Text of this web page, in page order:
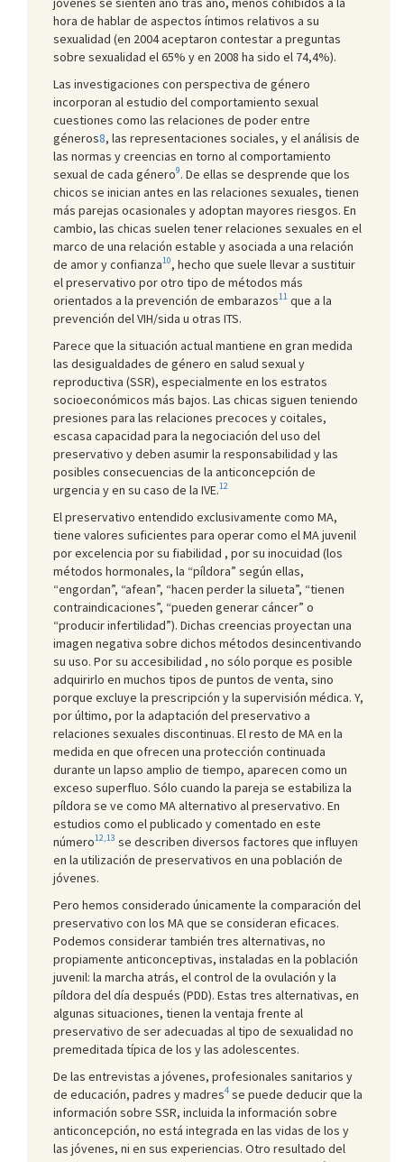
hora de hablar de aspectos íntimos relativos a su
sexualidad (en 2004 aceptaron contestar a preguntas
sobre sexualidad el 65% y en 2008 ha sido el 74,4%).
Las investigaciones con perspectiva de género
incorporan al estudio del comportamiento sexual
cuestiones como las relaciones de poder entre
géneros8, las representaciones sociales, y el análisis de
las normas y creencias en torno al comportamiento
sexual de cada género9. De ellas se desprende que los
chicos se inician antes en las relaciones sexuales, tienen
más parejas ocasionales y adoptan mayores riesgos. En
cambio, las chicas suelen tener relaciones sexuales en el
marco de una relación estable y asociada a una relación
de amor y confianza10, hecho que suele llevar a sustituir
el preservativo por otro tipo de métodos más
orientados a la prevención de embarazos11 que a la
prevención del VIH/sida u otras ITS.
Parece que la situación actual mantiene en gran medida
las desigualdades de género en salud sexual y
reproductiva (SSR), especialmente en los estratos
socioeconómicos más bajos. Las chicas siguen teniendo
presiones para las relaciones precoces y coitales,
escasa capacidad para la negociación del uso del
preservativo y deben asumir la responsabilidad y las
posibles consecuencias de la anticoncepción de
urgencia y en su caso de la IVE.12
El preservativo entendido exclusivamente como MA,
tiene valores suficientes para operar como el MA juvenil
por excelencia por su fiabilidad , por su inocuidad (los
métodos hormonales, la “píldora” según ellas,
“engordan”, “afean”, “hacen perder la silueta”, “tienen
contraindicaciones”, “pueden generar cáncer” o
“producir infertilidad”). Dichas creencias proyectan una
imagen negativa sobre dichos métodos desincentivando
su uso. Por su accesibilidad , no sólo porque es posible
adquirirlo en muchos tipos de puntos de venta, sino
porque excluye la prescripción y la supervisión médica. Y,
por último, por la adaptación del preservativo a
relaciones sexuales discontinuas. El resto de MA en la
medida en que ofrecen una protección continuada
durante un lapso amplio de tiempo, aparecen como un
exceso superfluo. Sólo cuando la pareja se estabiliza la
píldora se ve como MA alternativo al preservativo. En
estudios como el publicado y comentado en este
número12,13 se describen diversos factores que influyen
en la utilización de preservativos en una población de
jóvenes.
Pero hemos considerado únicamente la comparación del
preservativo con los MA que se consideran eficaces.
Podemos considerar también tres alternativas, no
propiamente anticonceptivas, instaladas en la población
juvenil: la marcha atrás, el control de la ovulación y la
píldora del día después (PDD). Estas tres alternativas, en
algunas situaciones, tienen la ventaja frente al
preservativo de ser adecuadas al tipo de sexualidad no
premeditada típica de los y las adolescentes.
De las entrevistas a jóvenes, profesionales sanitarios y
de educación, padres y madres4 se puede deducir que la
información sobre SSR, incluida la información sobre
anticoncepción, no está integrada en las vidas de los y
las jóvenes, ni en sus experiencias. Otro resultado del